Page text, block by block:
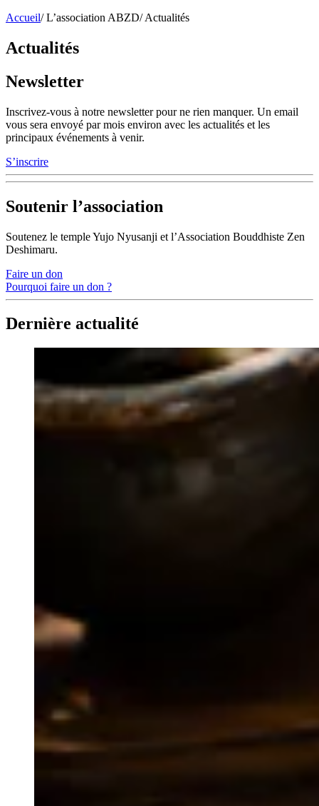
Accueil/ L’association ABZD/ Actualités
Actualités
Newsletter
Inscrivez-vous à notre newsletter pour ne rien manquer. Un email
vous sera envoyé par mois environ avec les actualités et les
principaux événements à venir.
S’inscrire
Soutenir l’association
Soutenez le temple Yujo Nyusanji et l’Association Bouddhiste Zen
Deshimaru.
Faire un don
Pourquoi faire un don ?
Dernière actualité